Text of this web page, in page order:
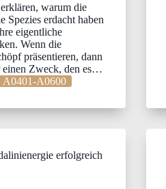
warum die
Spezies erdacht haben
eigentliche
Wenn die
präsentieren, dann
einen Zweck, den es…
A0401-A0600
erfolgreich